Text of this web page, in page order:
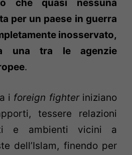
che quasi nessuna
per un paese in guerra
inosservato,
una tra le agenzie
.
i foreign fighteriniziano
tessere relazioni
e ambienti vicini a
dell’Islam, finendo per